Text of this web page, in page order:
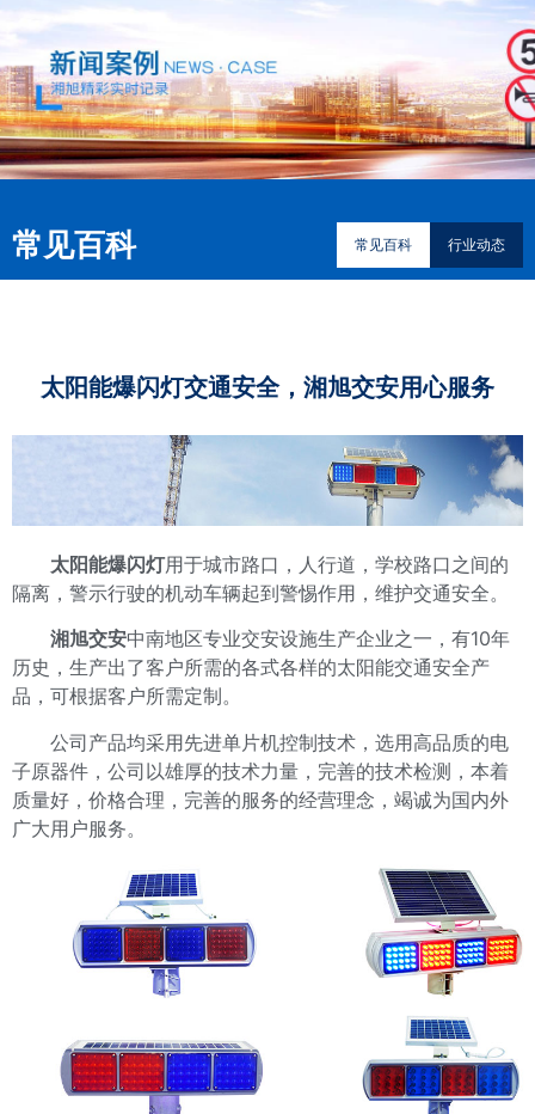
常见百科 常见百科 行业动态
太阳能爆闪灯交通安全，湘旭交安用心服务
太阳能爆闪灯用于城市路口，人行道，学校路口之间的
隔离，警示行驶的机动车辆起到警惕作用，维护交通安全。
湘旭交安中南地区专业交安设施生产企业之一，有10年
历史，生产出了客户所需的各式各样的太阳能交通安全产
品，可根据客户所需定制。
公司产品均采用先进单片机控制技术，选用高品质的电
子原器件，公司以雄厚的技术力量，完善的技术检测，本着
质量好，价格合理，完善的服务的经营理念，竭诚为国内外
广大用户服务。